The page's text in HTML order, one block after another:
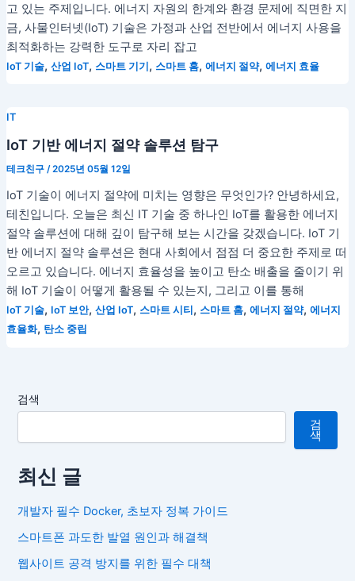
고 있는 주제입니다. 에너지 자원의 한계와 환경 문제에 직면한 지
금, 사물인터넷(IoT) 기술은 가정과 산업 전반에서 에너지 사용을
최적화하는 강력한 도구로 자리 잡고
IoT 기술, 산업 IoT, 스마트 기기, 스마트 홈, 에너지 절약, 에너지 효율
IT
IoT 기반 에너지 절약 솔루션 탐구
테크친구 /2025년 05월 12일
IoT 기술이 에너지 절약에 미치는 영향은 무엇인가? 안녕하세요,
테친입니다. 오늘은 최신 IT 기술 중 하나인 IoT를 활용한 에너지
절약 솔루션에 대해 깊이 탐구해 보는 시간을 갖겠습니다. IoT 기
반 에너지 절약 솔루션은 현대 사회에서 점점 더 중요한 주제로 떠
오르고 있습니다. 에너지 효율성을 높이고 탄소 배출을 줄이기 위
해 IoT 기술이 어떻게 활용될 수 있는지, 그리고 이를 통해
IoT 기술, IoT 보안, 산업 IoT, 스마트 시티 , 스마트 홈, 에너지 절약, 에너지
효율화, 탄소 중립
검색
검
색
최신 글
개발자 필수 Docker, 초보자 정복 가이드
스마트폰 과도한 발열 원인과 해결책
웹사이트 공격 방지를 위한 필수 대책